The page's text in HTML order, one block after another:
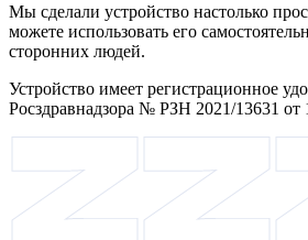
Мы сделали устройство настолько
можете использовать его
сторонних людей.
Устройство имеет регистрационное
Росздравнадзора № РЗН 2021/13631 от